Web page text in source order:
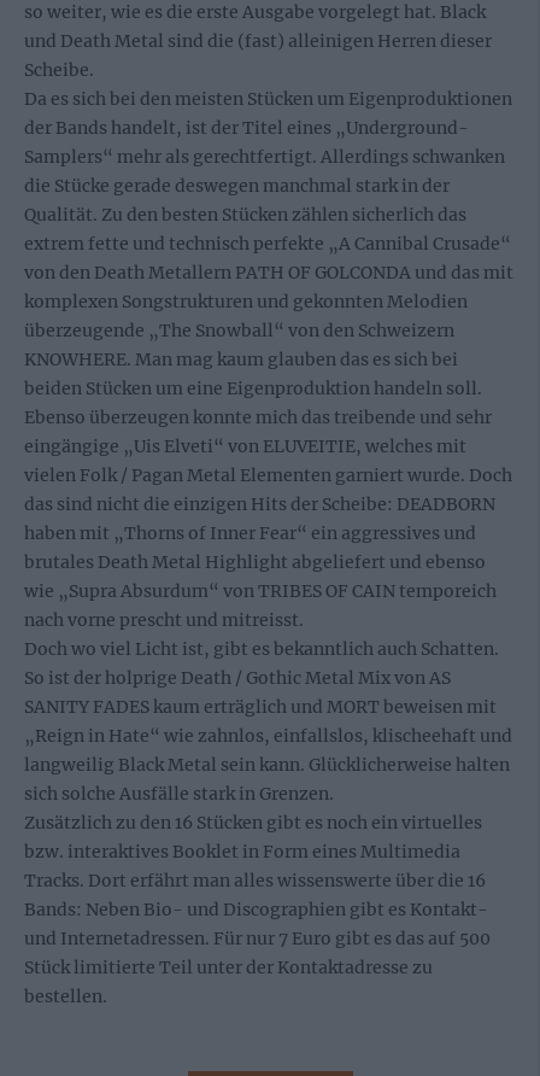
so weiter, wie es die erste Ausgabe vorgelegt hat. Black
und Death Metal sind die (fast) alleinigen Herren dieser
Scheibe.
Da es sich bei den meisten Stücken um Eigenproduktionen
der Bands handelt, ist der Titel eines „Underground-
Samplers“ mehr als gerechtfertigt. Allerdings schwanken
die Stücke gerade deswegen manchmal stark in der
Qualität. Zu den besten Stücken zählen sicherlich das
extrem fette und technisch perfekte „A Cannibal Crusade“
von den Death Metallern PATH OF GOLCONDA und das mit
komplexen Songstrukturen und gekonnten Melodien
überzeugende „The Snowball“ von den Schweizern
KNOWHERE. Man mag kaum glauben das es sich bei
beiden Stücken um eine Eigenproduktion handeln soll.
Ebenso überzeugen konnte mich das treibende und sehr
eingängige „Uis Elveti“ von ELUVEITIE, welches mit
vielen Folk / Pagan Metal Elementen garniert wurde. Doch
das sind nicht die einzigen Hits der Scheibe: DEADBORN
haben mit „Thorns of Inner Fear“ ein aggressives und
brutales Death Metal Highlight abgeliefert und ebenso
wie „Supra Absurdum“ von TRIBES OF CAIN temporeich
nach vorne prescht und mitreisst.
Doch wo viel Licht ist, gibt es bekanntlich auch Schatten.
So ist der holprige Death / Gothic Metal Mix von AS
SANITY FADES kaum erträglich und MORT beweisen mit
„Reign in Hate“ wie zahnlos, einfallslos, klischeehaft und
langweilig Black Metal sein kann. Glücklicherweise halten
sich solche Ausfälle stark in Grenzen.
Zusätzlich zu den 16 Stücken gibt es noch ein virtuelles
bzw. interaktives Booklet in Form eines Multimedia
Tracks. Dort erfährt man alles wissenswerte über die 16
Bands: Neben Bio- und Discographien gibt es Kontakt-
und Internetadressen. Für nur 7 Euro gibt es das auf 500
Stück limitierte Teil unter der Kontaktadresse zu
bestellen.